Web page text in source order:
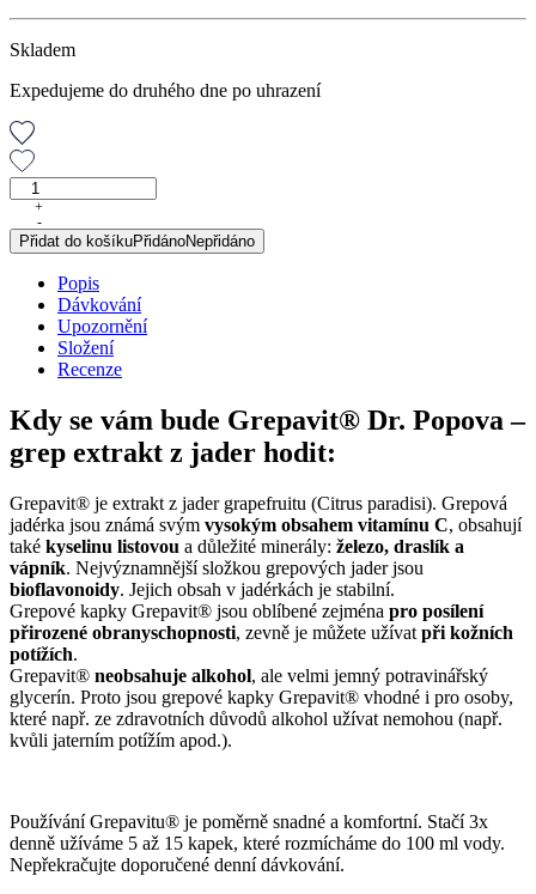
Skladem
Expedujeme do druhého dne po uhrazení
GREPAVIT®
grep
extrakt
množství
+
-
Přidat do košíkuPřidánoNepřidáno
Popis
Dávkování
Upozornění
Složení
Recenze
Kdy se vám bude Grepavit® Dr. Popova –
grep extrakt z jader hodit:
Grepavit® je extrakt z jader grapefruitu (Citrus paradisi). Grepová
jadérka jsou známá svým vysokým obsahem vitamínu C, obsahují
také kyselinu listovou a důležité minerály: železo, draslík a
vápník. Nejvýznamnější složkou grepových jader jsou
bioflavonoidy. Jejich obsah v jadérkách je stabilní.
Grepové kapky Grepavit® jsou oblíbené zejména pro posílení
přirozené obranyschopnosti, zevně je můžete užívat při kožních
potížích.
Grepavit® neobsahuje alkohol, ale velmi jemný potravinářský
glycerín. Proto jsou grepové kapky Grepavit® vhodné i pro osoby,
které např. ze zdravotních důvodů alkohol užívat nemohou (např.
kvůli jaterním potížím apod.).
Používání Grepavitu® je poměrně snadné a komfortní. Stačí 3x
denně užíváme 5 až 15 kapek, které rozmícháme do 100 ml vody.
Nepřekračujte doporučené denní dávkování.